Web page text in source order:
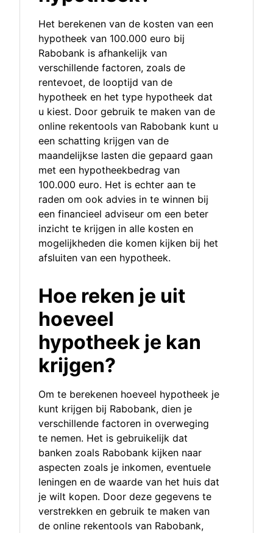
Het berekenen van de kosten van een
hypotheek van 100.000 euro bij
Rabobank is afhankelijk van
verschillende factoren, zoals de
rentevoet, de looptijd van de
hypotheek en het type hypotheek dat
u kiest. Door gebruik te maken van de
online rekentools van Rabobank kunt u
een schatting krijgen van de
maandelijkse lasten die gepaard gaan
met een hypotheekbedrag van
100.000 euro. Het is echter aan te
raden om ook advies in te winnen bij
een financieel adviseur om een beter
inzicht te krijgen in alle kosten en
mogelijkheden die komen kijken bij het
afsluiten van een hypotheek.
Hoe reken je uit
hoeveel
hypotheek je kan
krijgen?
Om te berekenen hoeveel hypotheek je
kunt krijgen bij Rabobank, dien je
verschillende factoren in overweging
te nemen. Het is gebruikelijk dat
banken zoals Rabobank kijken naar
aspecten zoals je inkomen, eventuele
leningen en de waarde van het huis dat
je wilt kopen. Door deze gegevens te
verstrekken en gebruik te maken van
de online rekentools van Rabobank,